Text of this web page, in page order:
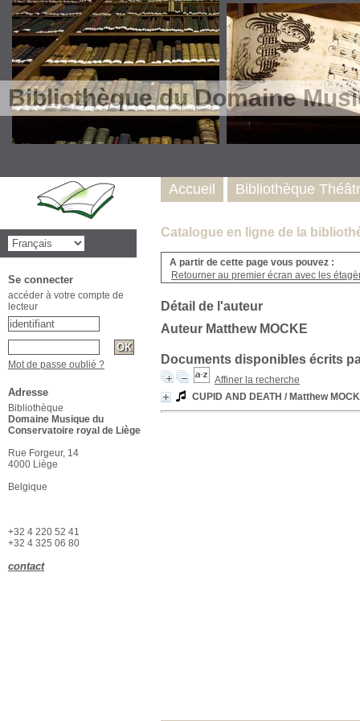
Bibliothèque du Domaine
Catalogue en ligne de la
A partir de cette page vous pouvez :
Retourner au premier écran avec les
Détail de l'auteur
Auteur Matthew MOCKE
Documents disponibles écrits
Affiner la recherche
CUPID AND DEATH / Matthew
Accueil Bibliothèque
Se connecter
accéder à votre compte de
lecteur
Mot de passe oublié ?
Adresse
Bibliothèque
Domaine Musique du
Conservatoire royal de Liège
Rue Forgeur, 14
4000 Liège
Belgique
+32 4 220 52 41
+32 4 325 06 80
contact